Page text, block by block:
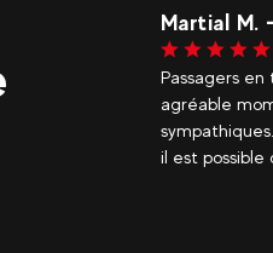
vécu un
où
EAGLE 948
Je
c’était
super sympa,
Evolution 2